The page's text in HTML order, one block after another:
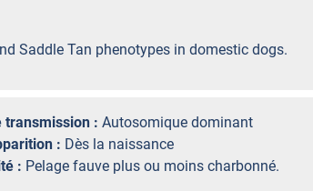
Saddle Tan phenotypes in domestic dogs.
transmission : Autosomique dominant
: Dès la naissance
: Pelage fauve plus ou moins charbonné.